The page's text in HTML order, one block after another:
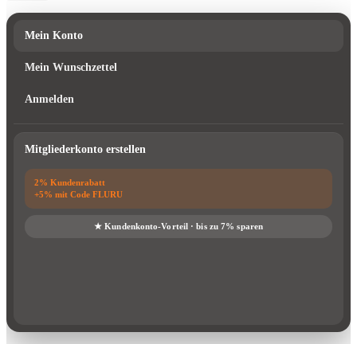
Mein Konto
Mein Wunschzettel
Anmelden
Mitgliederkonto erstellen